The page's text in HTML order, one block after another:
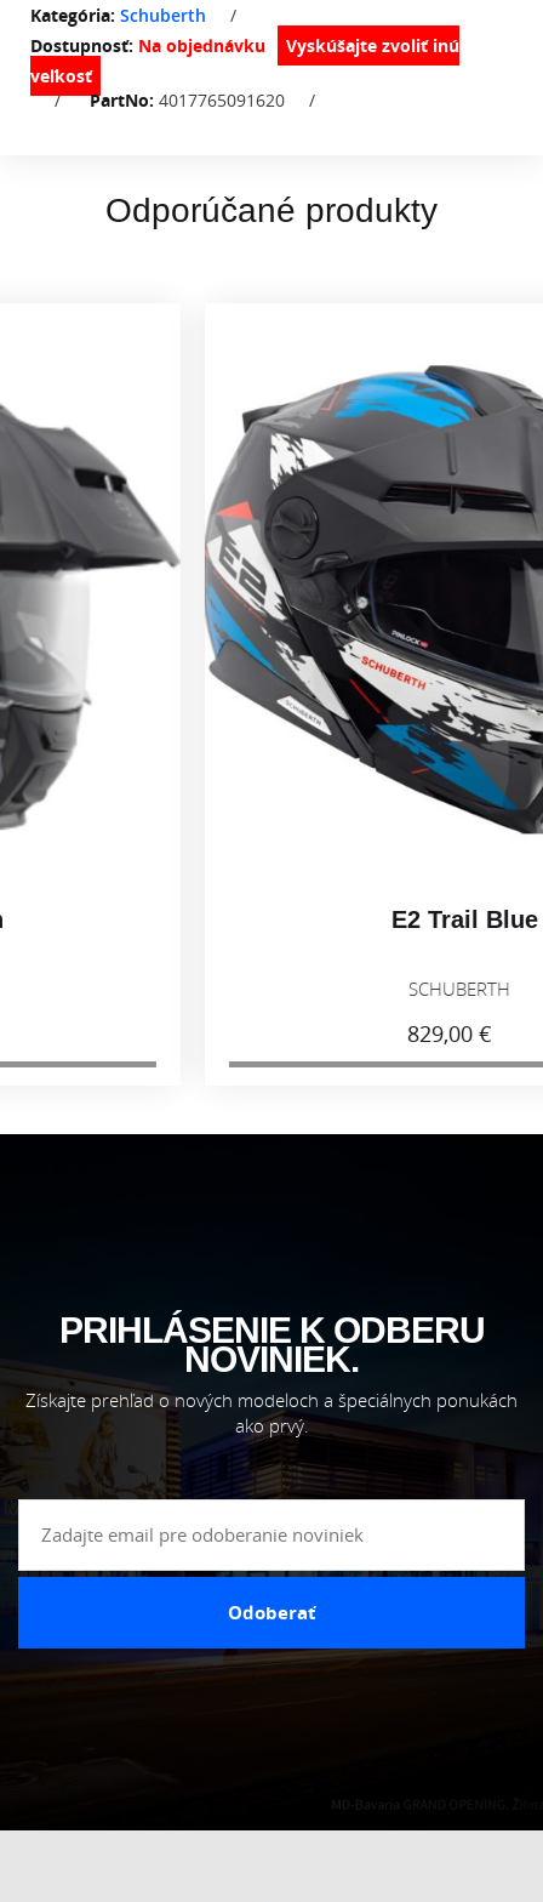
Kategória: Schuberth
/
Dostupnosť: Na objednávku
/ PartNo: 4017765091620 /
Odporúčané produkty
PRIHLÁSENIE K ODBERU
NOVINIEK.
Získajte prehľad o nových modeloch a špeciálnych ponukách
ako prvý.
Odoberať